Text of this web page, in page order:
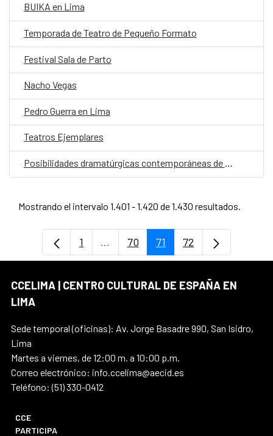
BUIKA en Lima
Temporada de Teatro de Pequeño Formato
Festival Sala de Parto
Nacho Vegas
Pedro Guerra en Lima
Teatros Ejemplares
Posibilidades dramatúrgicas contemporáneas de textos narrativos y clásicos
Mostrando el intervalo 1.401 - 1.420 de 1.430 resultados.
Página
1 ...Páginas intermedias Use TAB para
Página
70 Página
71 Página
72
CCELIMA | CENTRO CULTURAL DE ESPAÑA EN
LIMA
Sede temporal (oficinas): Av. Jorge Basadre 990, San Isidro,
Lima
Martes a viernes, de 12:00 m. a 10:00 p.m.
Correo electrónico: info.ccelima@aecid.es
Teléfono: (51) 330-0412
CCE
PARTICIPA